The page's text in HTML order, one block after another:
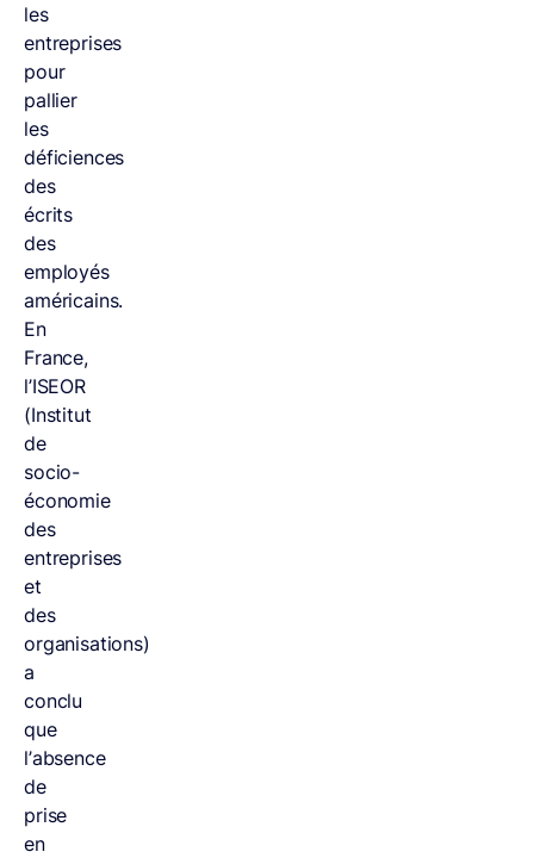
les
entreprises
pour
pallier
les
déficiences
des
écrits
des
employés
américains.
En
France,
l’ISEOR
(Institut
de
socio-
économie
des
entreprises
et
des
organisations)
a
conclu
que
l’absence
de
prise
en